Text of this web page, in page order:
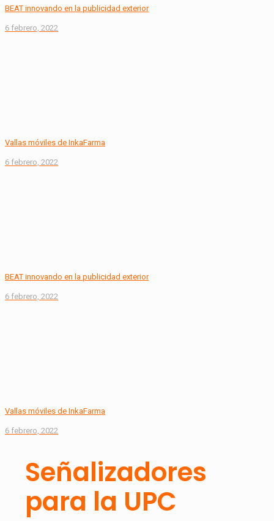
BEAT innovando en la publicidad exterior
6 febrero, 2022
Vallas móviles de InkaFarma
6 febrero, 2022
BEAT innovando en la publicidad exterior
6 febrero, 2022
Vallas móviles de InkaFarma
6 febrero, 2022
Señalizadores
para la UPC